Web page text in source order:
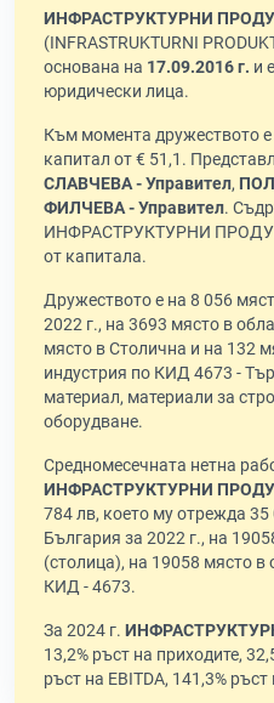
ИНФРАСТРУКТУРНИ
(INFRASTRUKTURNI
основана на 17.09.2016 г. и
юридически лица.
Към момента дружеството е
капитал от € 51,1.
СЛАВЧЕВА - Управител,
ФИЛЧЕВА - Управител.
ИНФРАСТРУКТУРНИ
от капитала.
Дружеството е на 8 056
2022 г., на 3693 място в
място в Столична и на 132
индустрия по КИД 4673 -
материал, материали за
оборудване.
Средномесечната нетна
ИНФРАСТРУКТУРНИ
784 лв, което му отрежда
България за 2022 г., на
(столица), на 19058 място
КИД - 4673.
За 2024 г.
13,2% ръст на приходите,
ръст на EBITDA, 141,3% ръст